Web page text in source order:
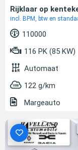
Rijklaar op
incl. BPM, btw en
110000
116 PK (85 KW)
Automaat
122 g/km
Margeauto